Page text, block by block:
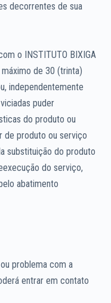
decorrentes de sua
o INSTITUTO BIXIGA
de 30 (trinta)
independentemente
puder
do produto ou
de produto ou serviço
substituição do produto
do serviço,
abatimento
problema com a
entrar em contato